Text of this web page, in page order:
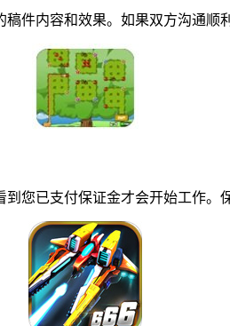
内容和效果。如果双方沟通顺
已支付保证金才会开始工作。